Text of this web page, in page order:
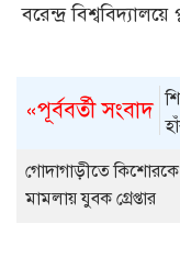
বরেন্দ্র
«পূর্ববর্তী সংবাদ
গোদাগাড়ীতে কিশোরকে
মামলায় যুবক গ্রেপ্তার